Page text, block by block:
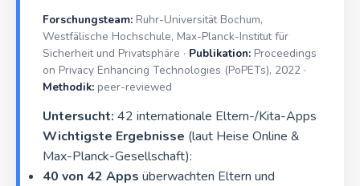
Forschungsteam: Ruhr-Universität Bochum,
Westfälische Hochschule, Max-Planck-Institut für
Sicherheit und Privatsphäre · Publikation: Proceedings
on Privacy Enhancing Technologies (PoPETs), 2022 ·
Methodik: peer-reviewed
Untersucht: 42 internationale Eltern-/Kita-Apps
Wichtigste Ergebnisse (laut Heise Online &
Max-Planck-Gesellschaft):
40 von 42 Apps überwachten Eltern und